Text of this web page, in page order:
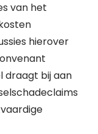
van het
hierover
draagt bij aan